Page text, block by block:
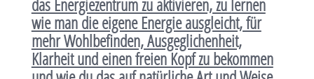
das Energiezentrum zu aktivieren, zu lernen
wie man die eigene Energie ausgleicht, für
mehr Wohlbefinden, Ausgeglichenheit,
Klarheit und einen freien Kopf zu bekommen